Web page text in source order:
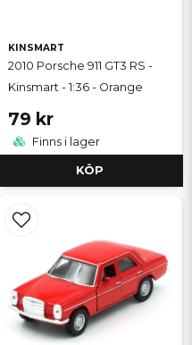
KINSMART
2010 Porsche 911 GT3 RS -
Kinsmart - 1:36 - Orange
79 kr
Finns i lager
KÖP